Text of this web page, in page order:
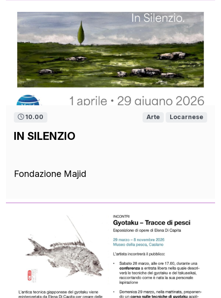
10.00 Arte Locarnese
IN SILENZIO
Fondazione Majid